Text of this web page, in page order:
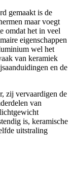
gemaakt is de
maar voegt
omdat het in veel
eigenschappen
wel het
van keramiek
en de
zij vervaardigen de
van
is, keramische
uitstraling